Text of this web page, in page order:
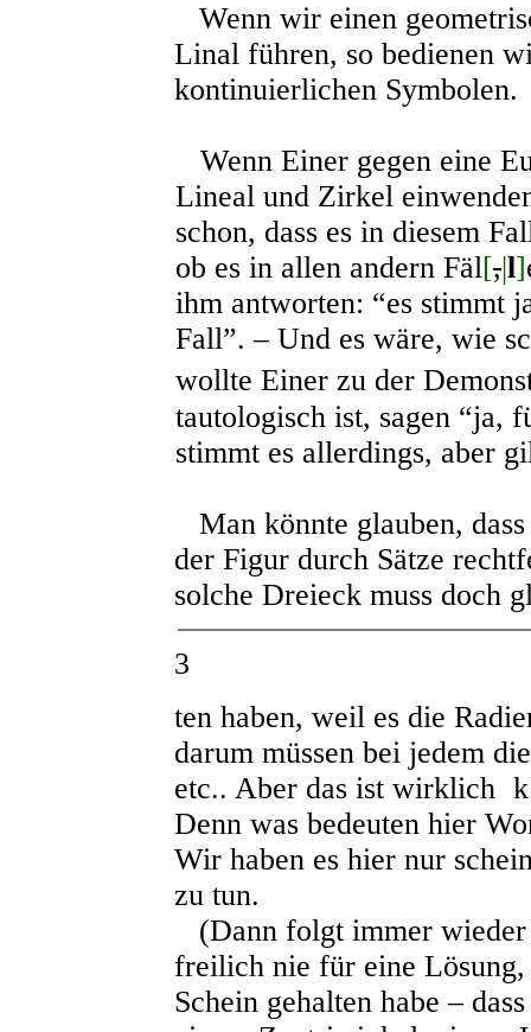
Wenn wir einen
Linal führen, so bedienen
kontinuierlichen Symbolen.
Wenn Einer gegen eine
Lineal und Zirkel
schon, dass es in diesem
ob es in allen andern Fäl[,|l]
ihm antworten: “es stimmt
Fall”. – Und es wäre, wie
wollte Einer zu der
tautologisch ist, sagen “ja,
stimmt es allerdings, aber
Man könnte glauben,
der Figur durch Sätze
solche Dreieck muss doch
3
ten haben, weil es die
darum müssen bei jedem
etc.. Aber das ist wirklich
Denn was bedeuten hier
Wir haben es hier nur
zu tun.
(Dann folgt immer wieder
freilich nie für eine
Schein gehalten habe –